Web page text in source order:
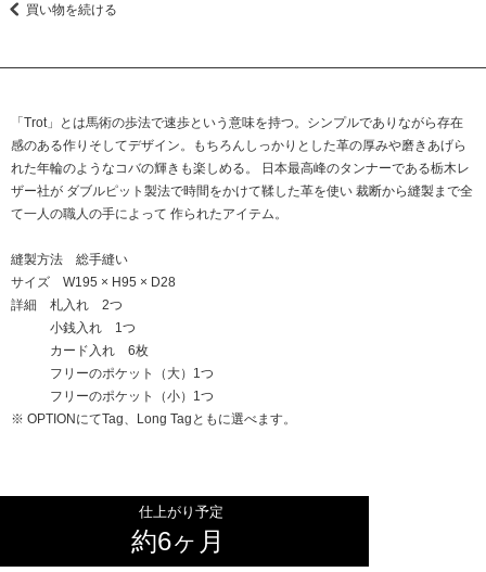
買い物を続ける
「Trot」とは馬術の歩法で速歩という意味を持つ。シンプルでありながら存在
感のある作りそしてデザイン。もちろんしっかりとした革の厚みや磨きあげら
れた年輪のようなコバの輝きも楽しめる。 日本最高峰のタンナーである栃木レ
ザー社が ダブルピット製法で時間をかけて鞣した革を使い 裁断から縫製まで全
て一人の職人の手によって 作られたアイテム。
縫製方法 総手縫い
サイズ W195 × H95 × D28
詳細 札入れ 2つ
小銭入れ 1つ
カード入れ 6枚
フリーのポケット（大）1つ
フリーのポケット（小）1つ
※ OPTIONにてTag、Long Tagともに選べます。
仕上がり予定
約6ヶ月